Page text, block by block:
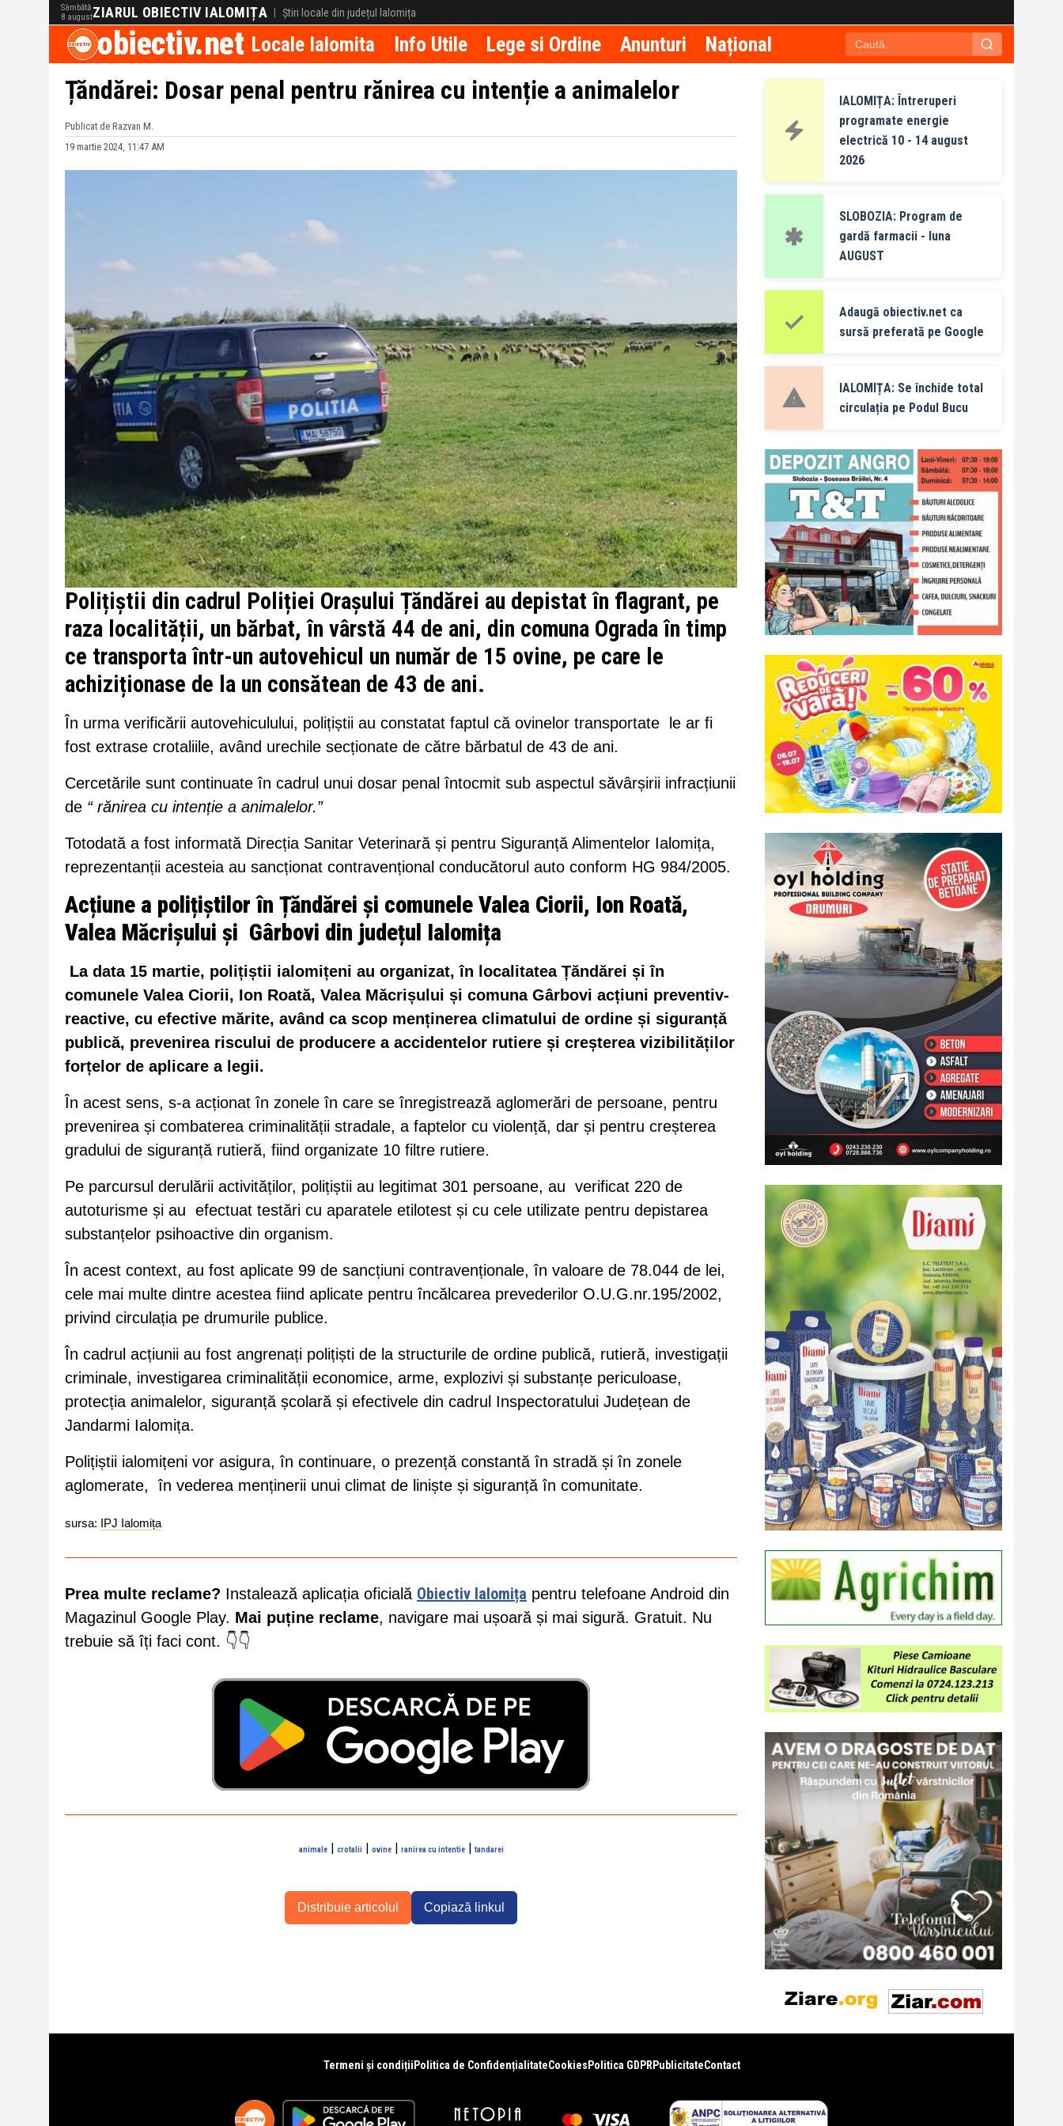
Sâmbătă
8 augustZIARUL OBIECTIV IALOMIȚA | Știri locale din județul Ialomița
obiectiv.net Locale Ialomita Info Utile Lege si Ordine Anunturi Național
Țăndărei: Dosar penal pentru rănirea cu intenție a animalelor
Publicat de Razvan M.
19 martie 2024, 11:47 AM
Polițiștii din cadrul Poliției Orașului Țăndărei au depistat în flagrant, pe
raza localității, un bărbat, în vârstă 44 de ani, din comuna Ograda în timp
ce transporta într-un autovehicul un număr de 15 ovine, pe care le
achiziționase de la un consătean de 43 de ani.
În urma verificării autovehiculului, polițiștii au constatat faptul că ovinelor transportate le ar fi
fost extrase crotaliile, având urechile secționate de către bărbatul de 43 de ani.
Cercetările sunt continuate în cadrul unui dosar penal întocmit sub aspectul săvârșirii infracțiunii
de “ rănirea cu intenție a animalelor.”
Totodată a fost informată Direcția Sanitar Veterinară și pentru Siguranță Alimentelor Ialomița,
reprezentanții acesteia au sancționat contravențional conducătorul auto conform HG 984/2005.
Acțiune a polițiștilor în Țăndărei și comunele Valea Ciorii, Ion Roată,
Valea Măcrișului și Gârbovi din județul Ialomița
La data 15 martie, polițiștii ialomițeni au organizat, în localitatea Țăndărei și în
comunele Valea Ciorii, Ion Roată, Valea Măcrișului și comuna Gârbovi acțiuni preventiv-
reactive, cu efective mărite, având ca scop menținerea climatului de ordine și siguranță
publică, prevenirea riscului de producere a accidentelor rutiere și creșterea vizibilităților
forțelor de aplicare a legii.
În acest sens, s-a acționat în zonele în care se înregistrează aglomerări de persoane, pentru
prevenirea și combaterea criminalității stradale, a faptelor cu violență, dar și pentru creșterea
gradului de siguranță rutieră, fiind organizate 10 filtre rutiere.
Pe parcursul derulării activităților, polițiștii au legitimat 301 persoane, au verificat 220 de
autoturisme și au efectuat testări cu aparatele etilotest și cu cele utilizate pentru depistarea
substanțelor psihoactive din organism.
În acest context, au fost aplicate 99 de sancțiuni contravenționale, în valoare de 78.044 de lei,
cele mai multe dintre acestea fiind aplicate pentru încălcarea prevederilor O.U.G.nr.195/2002,
privind circulația pe drumurile publice.
În cadrul acțiunii au fost angrenați polițiști de la structurile de ordine publică, rutieră, investigații
criminale, investigarea criminalității economice, arme, explozivi și substanțe periculoase,
protecția animalelor, siguranță școlară și efectivele din cadrul Inspectoratului Județean de
Jandarmi Ialomița.
Polițiștii ialomițeni vor asigura, în continuare, o prezență constantă în stradă și în zonele
aglomerate, în vederea menținerii unui climat de liniște și siguranță în comunitate.
sursa: IPJ Ialomița
Prea multe reclame? Instalează aplicația oficială Obiectiv Ialomița pentru telefoane Android din
Magazinul Google Play. Mai puține reclame, navigare mai ușoară și mai sigură. Gratuit. Nu
trebuie să îți faci cont. 👇👇
animale| crotalii | ovine| ranirea cu intentie| tandarei
Distribuie articolul Copiază linkul
IALOMIȚA: Întreruperi
programate energie
electrică 10 - 14 august
2026
SLOBOZIA: Program de
gardă farmacii - luna
AUGUST
Adaugă obiectiv.net ca
sursă preferată pe Google
IALOMIȚA: Se închide total
circulația pe Podul Bucu
Termeni și condiții Politica de ConfidențialitateCookies Politica GDPR PublicitateContact